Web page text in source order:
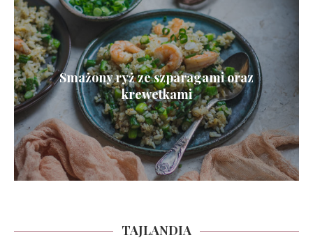
Smażony ryż ze szparagami oraz
krewetkami
TAJLANDIA